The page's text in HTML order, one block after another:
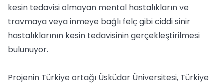
kesin tedavisi olmayan mental hastalıkların ve
travmaya veya inmeye bağlı felç gibi ciddi sinir
hastalıklarının kesin tedavisinin gerçekleştirilmesi
bulunuyor.
Projenin Türkiye ortağı Üsküdar Üniversitesi, Türkiye